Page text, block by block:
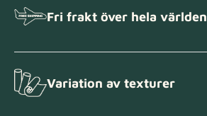
Fri frakt över hela världen
Variation av texturer